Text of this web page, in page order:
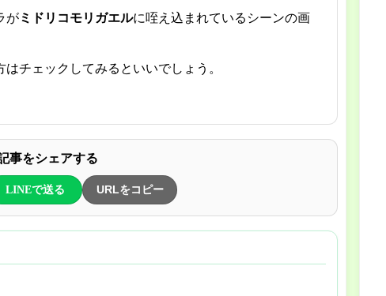
がミドリコモリガエルに咥え込まれているシーンの画
チェックしてみるといいでしょう。
事をシェアする
LINEで送る URLをコピー